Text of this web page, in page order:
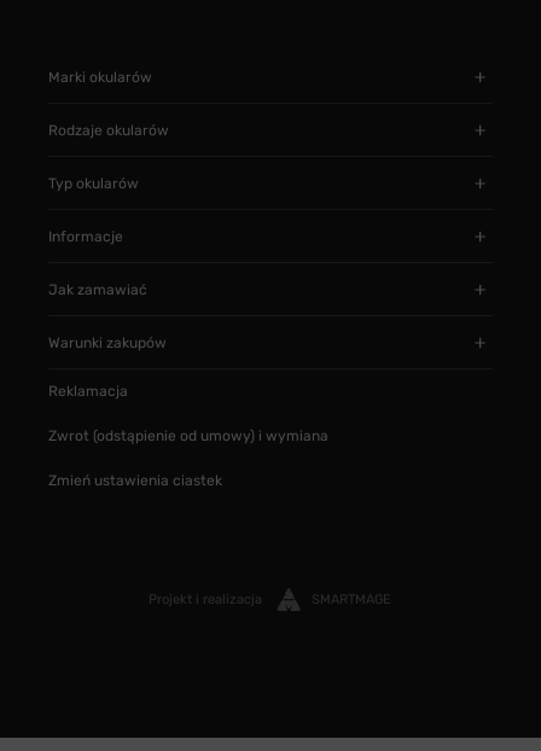
Marki okularów
Rodzaje okularów
Typ okularów
Informacje
Jak zamawiać
Warunki zakupów
Reklamacja
Zwrot (odstąpienie od umowy) i wymiana
Zmień ustawienia ciastek
Projekt i realizacja SMARTMAGE